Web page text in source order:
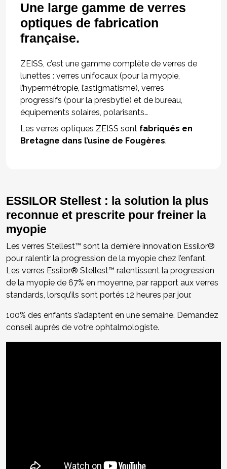
Une large gamme de verres
optiques de fabrication
française.
ZEISS, c’est une gamme complète de verres de
lunettes : verres unifocaux (pour la myopie,
l’hypermétropie, l’astigmatisme), verres
progressifs (pour la presbytie) et de bureau,
équipements solaires, polarisants…
Les verres optiques ZEISS sont fabriqués en
Bretagne dans l’usine de Fougères.
ESSILOR Stellest : la solution la plus
reconnue et prescrite pour freiner la
myopie
Les verres Stellest™ sont la dernière innovation Essilor®
pour ralentir la progression de la myopie chez l’enfant.
Les verres Essilor® Stellest™ ralentissent la progression
de la myopie de 67% en moyenne, par rapport aux verres
standards, lorsqu’ils sont portés 12 heures par jour.
100% des enfants s’adaptent en une semaine. Demandez
conseil auprès de votre ophtalmologiste.